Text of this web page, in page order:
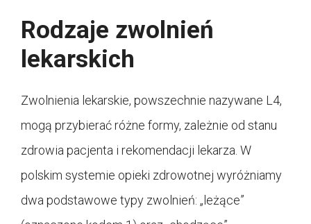
Rodzaje zwolnień
lekarskich
Zwolnienia lekarskie, powszechnie nazywane L4,
mogą przybierać różne formy, zależnie od stanu
zdrowia pacjenta i rekomendacji lekarza. W
polskim systemie opieki zdrowotnej wyróżniamy
dwa podstawowe typy zwolnień: „leżące”